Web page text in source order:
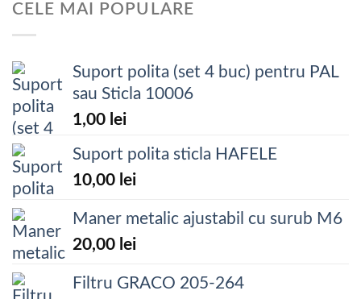
CELE MAI POPULARE
Suport polita (set 4 buc) pentru PAL
sau Sticla 10006
1,00 lei
Suport polita sticla HAFELE
10,00 lei
Maner metalic ajustabil cu surub M6
20,00 lei
Filtru GRACO 205-264